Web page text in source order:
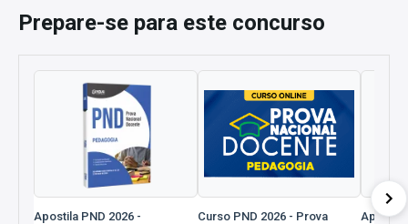
Prepare-se para este concurso
Apostila PND 2026 -
Curso PND 2026 - Prova
Apostila